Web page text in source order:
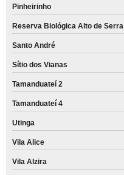
Pinheirinho
Reserva Biológica Alto de Serra
Santo André
Sítio dos Vianas
Tamanduateí 2
Tamanduateí 4
Utinga
Vila Alice
Vila Alzira